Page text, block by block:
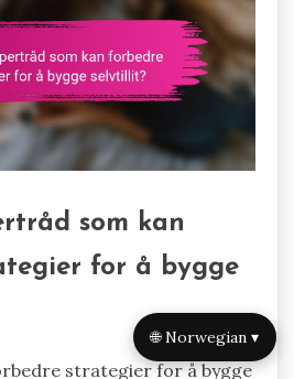
som kan
for å bygge
strategier for å bygge
🌐 Norwegian ▾